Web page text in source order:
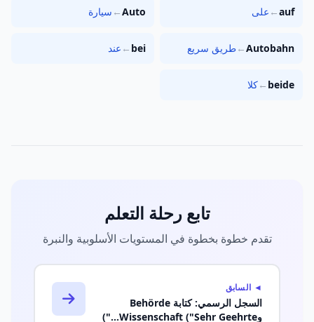
auf
← على Auto
← سيارة
Autobahn
←طريق سريع bei
← عند
beide
←كلا
تابع رحلة التعلم
تقدم خطوة بخطوة في المستويات الأسلوبية والنبرة
◄ السابق
السجل الرسمي: كتابة Behörde
وWissenschaft ("Sehr Geehrte...")